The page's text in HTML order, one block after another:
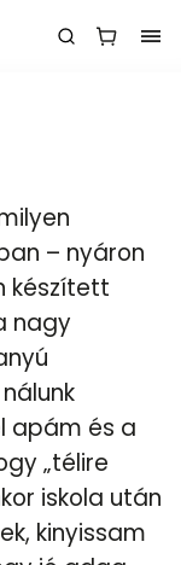
– nyáron
készített
nagy
apám és a
„télire
iskola után
kinyissam